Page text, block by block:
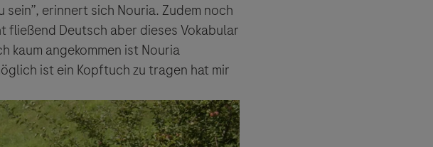
sein”, erinnert sich Nouria. Zudem noch
fließend Deutsch aber dieses Vokabular
kaum angekommen ist Nouria
ist ein Kopftuch zu tragen hat mir
angeboten.
Inhalt von Websites Dritter
für Drittinformationen und